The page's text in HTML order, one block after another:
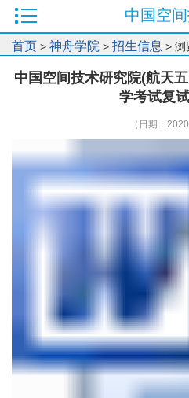
中国空
首页 > 神舟学院 > 招生信息 > 浏
中国空间技术研究院(航天
学考试复
（日期：